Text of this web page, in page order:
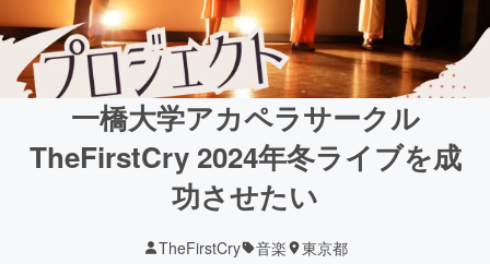
一橋大学アカペラサークル
TheFirstCry 2024年冬ライブを成
功させたい
TheFirstCry 音楽 東京都